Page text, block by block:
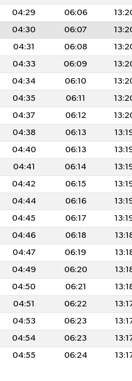
04:29 06:06
04:30 06:07
04:31 06:08
04:33 06:09
04:34 06:10
04:35 06:11
04:37 06:12
04:38 06:13
04:40 06:13
04:41 06:14
04:42 06:15
04:44 06:16
04:45 06:17
04:46 06:18
04:47 06:19
04:49 06:20
04:50 06:21
04:51 06:22
04:53 06:23
04:54 06:23
04:55 06:24